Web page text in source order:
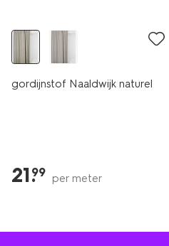
gordijnstof Naaldwijk naturel
21.
99 per meter